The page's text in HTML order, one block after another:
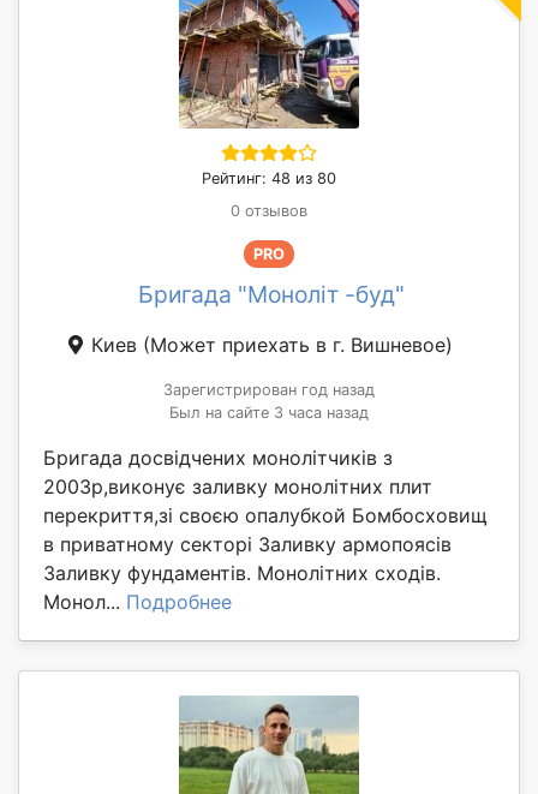
Рейтинг: 48 из 80
0 отзывов
PRO
Бригада "Моноліт -буд"
Киев (Может приехать в г. Вишневое)
Зарегистрирован год назад
Был на сайте 3 часа назад
Бригада досвідчених монолітчиків з
2003р,виконує заливку монолітних плит
перекриття,зі своєю опалубкой Бомбосховищ
в приватному секторі Заливку армопоясів
Заливку фундаментів. Монолітних сходів.
Монол... Подробнее